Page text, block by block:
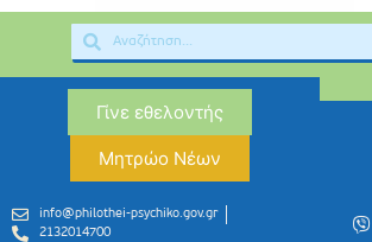
Γίνε εθελοντής
Μητρώο Νέων
info@philothei-psychiko.gov.gr
2132014700